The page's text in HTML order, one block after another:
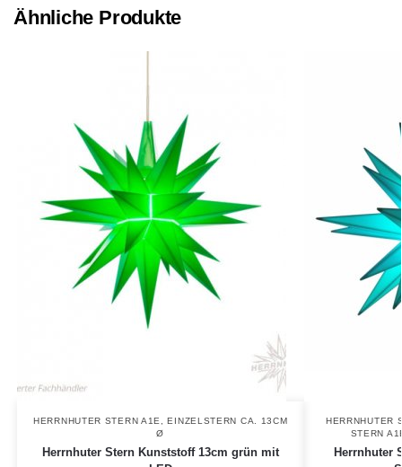
Ähnliche Produkte
HERRNHUTER STERN A1E, EINZELSTERN CA. 13CM
Ø
Herrnhuter Stern Kunststoff 13cm grün mit
HERRNHUTER
STERN
Herrnhuter